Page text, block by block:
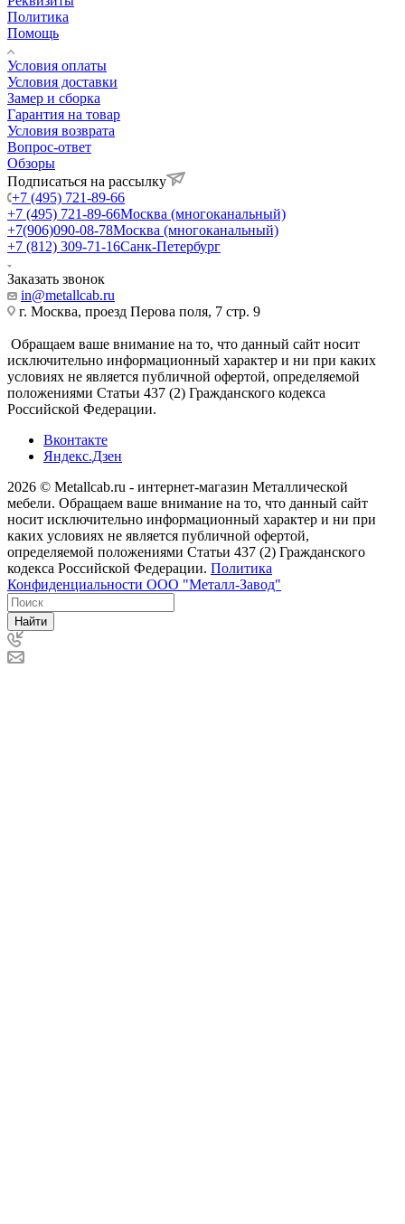
Политика
Помощь
Условия оплаты
Условия доставки
Замер и сборка
Гарантия на товар
Условия возврата
Вопрос-ответ
Обзоры
Подписаться на рассылку
+7 (495) 721-89-66
+7 (495) 721-89-66Москва (многоканальный)
+7(906)090-08-78Москва (многоканальный)
+7 (812) 309-71-16Санк-Петербург
Заказать звонок
in@metallcab.ru
г. Москва, проезд Перова поля, 7 стр. 9
Обращаем ваше внимание на то, что данный сайт носит
исключительно информационный характер и ни при каких
условиях не является публичной офертой, определяемой
положениями Статьи 437 (2) Гражданского кодекса
Российской Федерации.
Вконтакте
Яндекс.Дзен
2026 © Metallcab.ru - интернет-магазин Металлической
мебели. Обращаем ваше внимание на то, что данный сайт
носит исключительно информационный характер и ни при
каких условиях не является публичной офертой,
определяемой положениями Статьи 437 (2) Гражданского
кодекса Российской Федерации. Политика
Конфиденциальности ООО "Металл-Завод"
Найти